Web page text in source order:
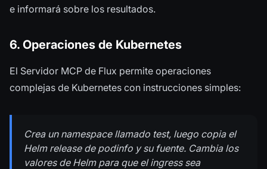
e informará sobre los resultados.
6. Operaciones de Kubernetes
El Servidor MCP de Flux permite operaciones
complejas de Kubernetes con instrucciones simples:
Crea un namespacellamado test, luego copia el
Helm release de podinfo y su fuente. Cambia los
valores de Helm para que elingresssea